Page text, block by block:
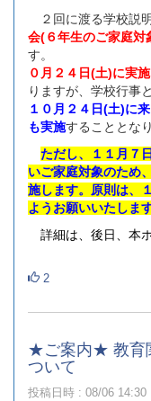
２回に渡る学校説
会(６年生のご家庭対
す。 すで
０月２４日(土)に実
りますが、学校行事
１０月２４日(土)に
も実施することとな
ただし、１１月７
いご家庭対象のため
施します。原則は、
ようお願いいたします
詳細は、後日、本
2
★ご案内★ 教育
ついて
投稿日時 : 08/06 14:30